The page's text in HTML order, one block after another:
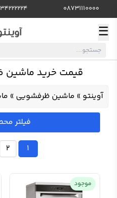
08731110000
☰
قیمت خرید ماشین
آوینتو » ماشین ظرفشویی »
فیلتر
1
2
موجود